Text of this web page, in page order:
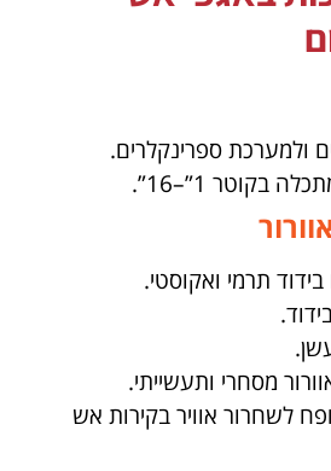
ולמערכת ספרינקלרים.
בקוטר 1”–16”.
תרמי ואקוסטי.
מסחרי ותעשייתי.
לשחרור אוויר בקירות אש